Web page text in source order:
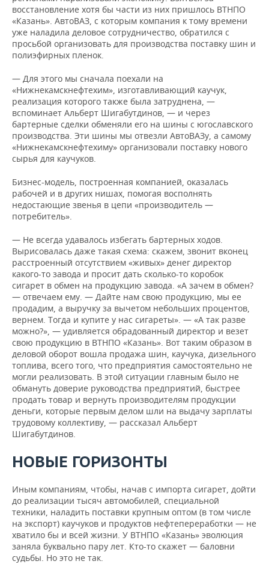
восстановление хотя бы части из них пришлось ВТНПО
«Казань». АвтоВАЗ, с которым компания к тому времени
уже наладила деловое сотрудничество, обратился с
просьбой организовать для производства поставку шин и
полиэфирных пленок.
— Для этого мы сначала поехали на
«Нижнекамскнефтехим», изготавливающий каучук,
реализация которого также была затруднена, —
вспоминает Альберт Шигабутдинов, — и через
бартерные сделки обменяли его на шины с югославского
производства. Эти шины мы отвезли АвтоВАЗу, а самому
«Нижнекамскнефтехиму» организовали поставку нового
сырья для каучуков.
Бизнес-модель, построенная компанией, оказалась
рабочей и в других нишах, помогая восполнять
недостающие звенья в цепи «производитель —
потребитель».
— Не всегда удавалось избегать бартерных ходов.
Вырисовалась даже такая схема: скажем, звонит вконец
расстроенный отсутствием «живых» денег директор
какого-то завода и просит дать сколько-то коробок
сигарет в обмен на продукцию завода. «А зачем в обмен?
— отвечаем ему. — Дайте нам свою продукцию, мы ее
продадим, а выручку за вычетом небольших процентов,
вернем. Тогда и купите у нас сигареты». — «А так разве
можно?», — удивляется обрадованный директор и везет
свою продукцию в ВТНПО «Казань». Вот таким образом в
деловой оборот вошла продажа шин, каучука, дизельного
топлива, всего того, что предприятия самостоятельно не
могли реализовать. В этой ситуации главным было не
обмануть доверие руководства предприятий, быстрее
продать товар и вернуть производителям продукции
деньги, которые первым делом шли на выдачу зарплаты
трудовому коллективу, — рассказал Альберт
Шигабутдинов.
НОВЫЕ ГОРИЗОНТЫ
Иным компаниям, чтобы, начав с импорта сигарет, дойти
до реализации тысяч автомобилей, специальной
техники, наладить поставки крупным оптом (в том числе
на экспорт) каучуков и продуктов нефтепереработки — не
хватило бы и всей жизни. У ВТНПО «Казань» эволюция
заняла буквально пару лет. Кто-то скажет — баловни
судьбы. Но это не так.